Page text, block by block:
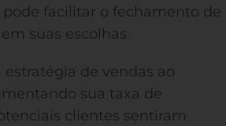
facilitar o fechamento de
suas escolhas.
de vendas ao
sua taxa de
clientes sentiram